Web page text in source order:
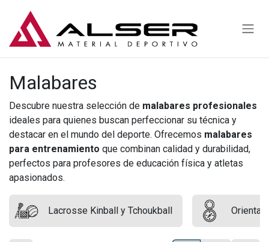
Malabares
Descubre nuestra selección de malabares profesionales
ideales para quienes buscan perfeccionar su técnica y
destacar en el mundo del deporte. Ofrecemos malabares
para entrenamiento que combinan calidad y durabilidad,
perfectos para profesores de educación física y atletas
apasionados.
Lacrosse Kinball y Tchoukball